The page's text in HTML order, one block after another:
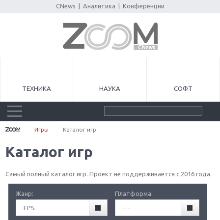
CNews Аналитика Конференции
ТЕХНИКА НАУКА СОФТ
Игры Каталог игр
Каталог игр
Самый полный каталог игр. Проект не поддерживается с 2016 года.
Жанр:
FPS
Платформа:
---